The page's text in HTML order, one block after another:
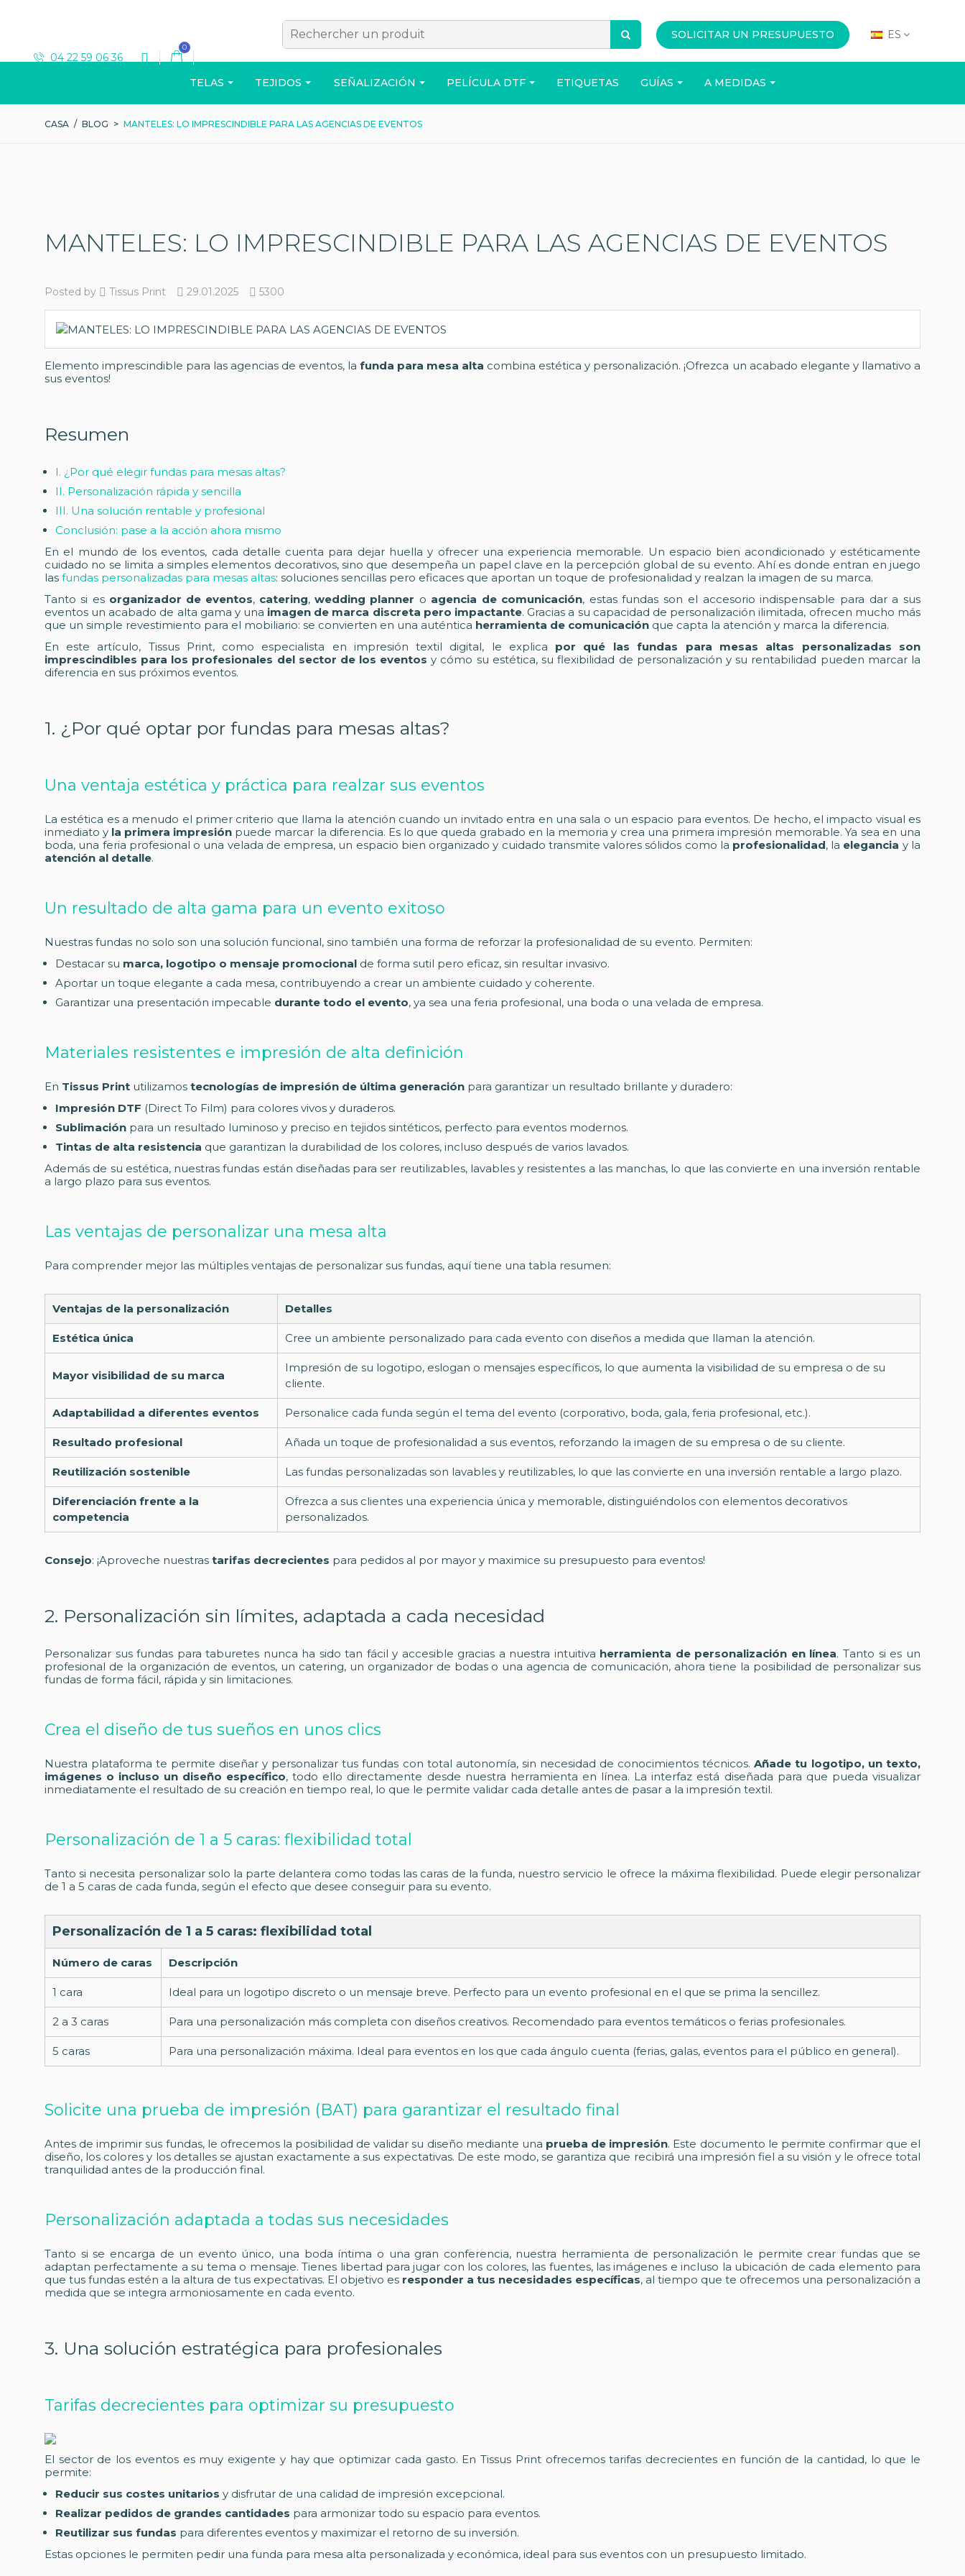
SOLICITAR UN PRESUPUESTO
ES
04 22 59 06 36
0
TELAS TEJIDOS
T-SHIRT ACCESORIOS
SEÑALIZACIÓN PELÍCULA DTF ETIQUETAS GUÍAS A MEDIDAS
CASA / BLOG > MANTELES: LO IMPRESCINDIBLE PARA LAS AGENCIAS DE EVENTOS
MANTELES: LO IMPRESCINDIBLE PARA LAS AGENCIAS DE EVENTOS
Posted by Tissus Print 29.01.2025 5300
Elemento imprescindible para las agencias de eventos, la funda para mesa alta combina estética y personalización. ¡Ofrezca un acabado elegante y llamativo a
sus eventos!
Resumen
I. ¿Por qué elegir fundas para mesas altas?
II. Personalización rápida y sencilla
III. Una solución rentable y profesional
Conclusión: pase a la acción ahora mismo
En el mundo de los eventos, cada detalle cuenta para dejar huella y ofrecer una experiencia memorable. Un espacio bien acondicionado y estéticamente
cuidado no se limita a simples elementos decorativos, sino que desempeña un papel clave en la percepción global de su evento. Ahí es donde entran en juego
las fundas personalizadas para mesas altas: soluciones sencillas pero eficaces que aportan un toque de profesionalidad y realzan la imagen de su marca.
Tanto si es organizador de eventos, catering, wedding planner o agencia de comunicación, estas fundas son el accesorio indispensable para dar a sus
eventos un acabado de alta gama y una imagen de marca discreta pero impactante. Gracias a su capacidad de personalización ilimitada, ofrecen mucho más
que un simple revestimiento para el mobiliario: se convierten en una auténtica herramienta de comunicación que capta la atención y marca la diferencia.
En este artículo, Tissus Print, como especialista en impresión textil digital, le explica por qué las fundas para mesas altas personalizadas son
imprescindibles para los profesionales del sector de los eventos y cómo su estética, su flexibilidad de personalización y su rentabilidad pueden marcar la
diferencia en sus próximos eventos.
1. ¿Por qué optar por fundas para mesas altas?
Una ventaja estética y práctica para realzar sus eventos
La estética es a menudo el primer criterio que llama la atención cuando un invitado entra en una sala o un espacio para eventos. De hecho, el impacto visual es
inmediato y la primera impresión puede marcar la diferencia. Es lo que queda grabado en la memoria y crea una primera impresión memorable. Ya sea en una
boda, una feria profesional o una velada de empresa, un espacio bien organizado y cuidado transmite valores sólidos como la profesionalidad, la elegancia y la
atención al detalle.
Un resultado de alta gama para un evento exitoso
Nuestras fundas no solo son una solución funcional, sino también una forma de reforzar la profesionalidad de su evento. Permiten:
Destacar su marca, logotipo o mensaje promocional de forma sutil pero eficaz, sin resultar invasivo.
Aportar un toque elegante a cada mesa, contribuyendo a crear un ambiente cuidado y coherente.
Garantizar una presentación impecable durante todo el evento, ya sea una feria profesional, una boda o una velada de empresa.
Materiales resistentes e impresión de alta definición
En Tissus Print utilizamos tecnologías de impresión de última generación para garantizar un resultado brillante y duradero:
Impresión DTF (Direct To Film) para colores vivos y duraderos.
Sublimación para un resultado luminoso y preciso en tejidos sintéticos, perfecto para eventos modernos.
Tintas de alta resistencia que garantizan la durabilidad de los colores, incluso después de varios lavados.
Además de su estética, nuestras fundas están diseñadas para ser reutilizables, lavables y resistentes a las manchas, lo que las convierte en una inversión rentable
a largo plazo para sus eventos.
Las ventajas de personalizar una mesa alta
Para comprender mejor las múltiples ventajas de personalizar sus fundas, aquí tiene una tabla resumen:
Ventajas de la personalización Detalles
Estética única Cree un ambiente personalizado para cada evento con diseños a medida que llaman la atención.
Mayor visibilidad de su marca
Impresión de su logotipo, eslogan o mensajes específicos, lo que aumenta la visibilidad de su empresa o de su
cliente.
Adaptabilidad a diferentes eventos Personalice cada funda según el tema del evento (corporativo, boda, gala, feria profesional, etc.).
Resultado profesional Añada un toque de profesionalidad a sus eventos, reforzando la imagen de su empresa o de su cliente.
Reutilización sostenible Las fundas personalizadas son lavables y reutilizables, lo que las convierte en una inversión rentable a largo plazo.
Diferenciación frente a la
competencia
Ofrezca a sus clientes una experiencia única y memorable, distinguiéndolos con elementos decorativos
personalizados.
Consejo: ¡Aproveche nuestras tarifas decrecientes para pedidos al por mayor y maximice su presupuesto para eventos!
2. Personalización sin límites, adaptada a cada necesidad
Personalizar sus fundas para taburetes nunca ha sido tan fácil y accesible gracias a nuestra intuitiva herramienta de personalización en línea. Tanto si es un
profesional de la organización de eventos, un catering, un organizador de bodas o una agencia de comunicación, ahora tiene la posibilidad de personalizar sus
fundas de forma fácil, rápida y sin limitaciones.
Crea el diseño de tus sueños en unos clics
Nuestra plataforma te permite diseñar y personalizar tus fundas con total autonomía, sin necesidad de conocimientos técnicos. Añade tu logotipo, un texto,
imágenes o incluso un diseño específico, todo ello directamente desde nuestra herramienta en línea. La interfaz está diseñada para que pueda visualizar
inmediatamente el resultado de su creación en tiempo real, lo que le permite validar cada detalle antes de pasar a la impresión textil.
Personalización de 1 a 5 caras: flexibilidad total
Tanto si necesita personalizar solo la parte delantera como todas las caras de la funda, nuestro servicio le ofrece la máxima flexibilidad. Puede elegir personalizar
de 1 a 5 caras de cada funda, según el efecto que desee conseguir para su evento.
Personalización de 1 a 5 caras: flexibilidad total
Número de caras Descripción
1 cara Ideal para un logotipo discreto o un mensaje breve. Perfecto para un evento profesional en el que se prima la sencillez.
2 a 3 caras Para una personalización más completa con diseños creativos. Recomendado para eventos temáticos o ferias profesionales.
5 caras Para una personalización máxima. Ideal para eventos en los que cada ángulo cuenta (ferias, galas, eventos para el público en general).
Solicite una prueba de impresión (BAT) para garantizar el resultado final
Antes de imprimir sus fundas, le ofrecemos la posibilidad de validar su diseño mediante una prueba de impresión. Este documento le permite confirmar que el
diseño, los colores y los detalles se ajustan exactamente a sus expectativas. De este modo, se garantiza que recibirá una impresión fiel a su visión y le ofrece total
tranquilidad antes de la producción final.
Personalización adaptada a todas sus necesidades
Tanto si se encarga de un evento único, una boda íntima o una gran conferencia, nuestra herramienta de personalización le permite crear fundas que se
adaptan perfectamente a su tema o mensaje. Tienes libertad para jugar con los colores, las fuentes, las imágenes e incluso la ubicación de cada elemento para
que tus fundas estén a la altura de tus expectativas. El objetivo es responder a tus necesidades específicas, al tiempo que te ofrecemos una personalización a
medida que se integra armoniosamente en cada evento.
3. Una solución estratégica para profesionales
Tarifas decrecientes para optimizar su presupuesto
El sector de los eventos es muy exigente y hay que optimizar cada gasto. En Tissus Print ofrecemos tarifas decrecientes en función de la cantidad, lo que le
permite:
Reducir sus costes unitarios y disfrutar de una calidad de impresión excepcional.
Realizar pedidos de grandes cantidades para armonizar todo su espacio para eventos.
Reutilizar sus fundas para diferentes eventos y maximizar el retorno de su inversión.
Estas opciones le permiten pedir una funda para mesa alta personalizada y económica, ideal para sus eventos con un presupuesto limitado.